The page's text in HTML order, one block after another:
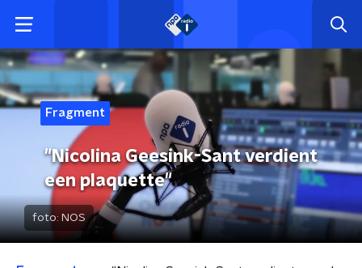
Fragment
"Nicolina Geesink-Sant verdient
een plaquette"
foto: NOS